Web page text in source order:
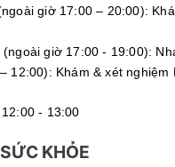
giờ 17:00 – 20:00):
giờ 17:00 - 19:00):
12:00): Khám & xét nghiệm
12:00 - 13:00
KHỎE